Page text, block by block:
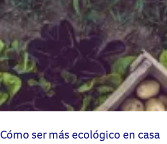
Cómo ser más ecológico en casa